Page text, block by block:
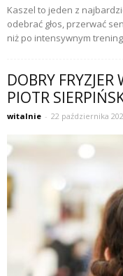
Kaszel to jeden z
odebrać głos, przerwać
niż po intensywnym
DOBRY
PIOTR
witalnie - 22 października